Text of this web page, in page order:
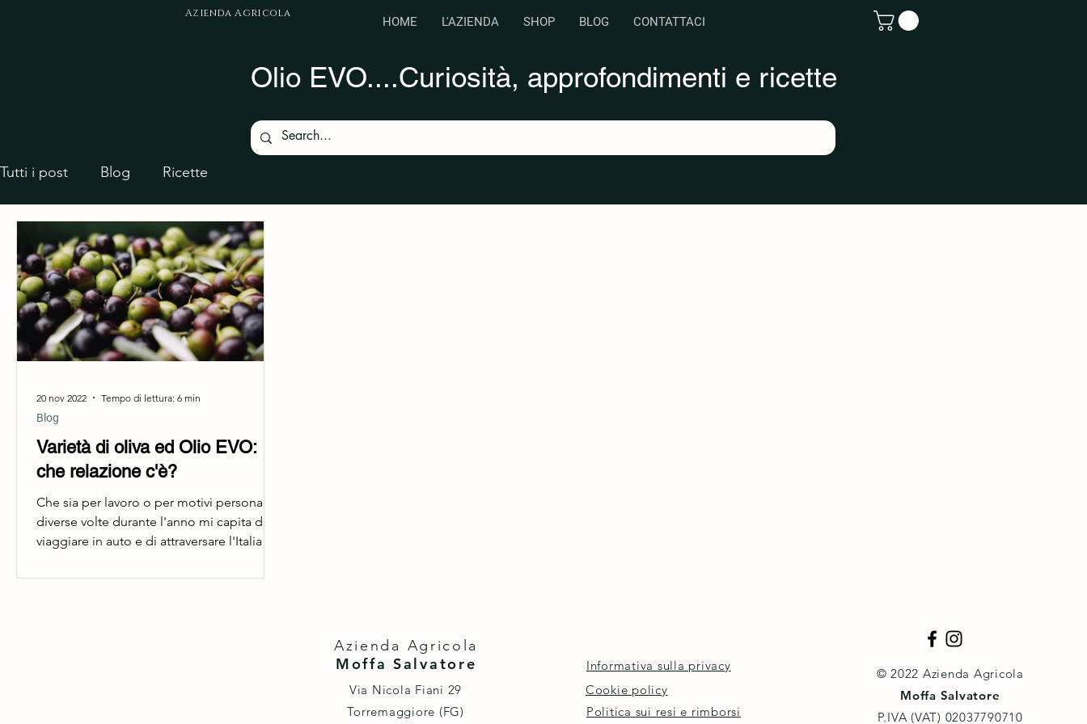
Azienda Agricola
HOME L'AZIENDA SHOP BLOG CONTATTACI
Olio EVO....Curiosità, approfondimenti e ricette
Tutti i post Blog Ricette
Varietà di oliva ed Olio EVO:
che relazione c'è?
Che sia per lavoro o per motivi personali,
diverse volte durante l'anno mi capita di
viaggiare in auto e di attraversare l'Italia da
Blog
20 nov 2022 Tempo di lettura: 6 min
Azienda Agricola
Moffa Salvatore
Via Nicola Fiani 29
Torremaggiore (FG)
Informativa sulla privacy
Cookie policy
Politica sui resi e rimborsi
© 2022 Azienda Agricola
Moffa Salvatore
P.IVA (VAT) ‭02037790710‬